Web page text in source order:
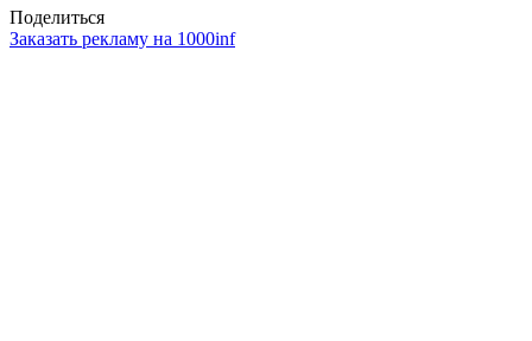
Поделиться
Заказать рекламу на 1000inf